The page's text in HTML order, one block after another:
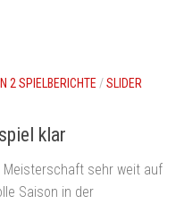
2 SPIELBERICHTE/SLIDER
klar
Meisterschaft sehr weit auf
Saison in der